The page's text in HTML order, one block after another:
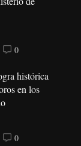
0
histórica
en los
0